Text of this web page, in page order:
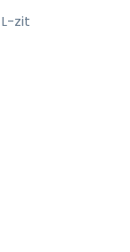
L-zit